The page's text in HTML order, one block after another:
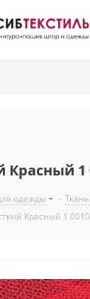
1
одежды -
Красный 1